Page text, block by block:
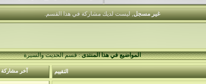
غير مسجل, ليست لديك مشاركة في هذا القسم.
المواضيع في هذا المنتدى: قسم الحديث والسيرة
التقييم آخر مشاركة